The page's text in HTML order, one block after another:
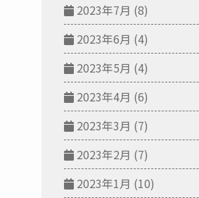
2023年7月 (8)
2023年6月 (4)
2023年5月 (4)
2023年4月 (6)
2023年3月 (7)
2023年2月 (7)
2023年1月 (10)